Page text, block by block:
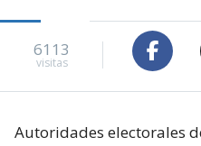
6113
visitas
Autoridades electorales